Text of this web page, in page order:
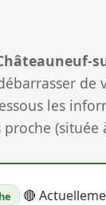
de
les
(située
🔴